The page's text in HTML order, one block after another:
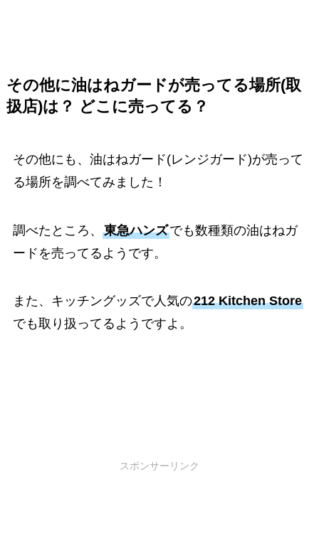
その他に油はねガードが売ってる場所(取
扱店)は？ どこに売ってる？
その他にも、油はねガード(レンジガード)が売って
る場所を調べてみました！
調べたところ、 東急ハンズでも数種類の油はねガ
ードを売ってるようです。
また、キッチングッズで人気の212 Kitchen Store
でも取り扱ってるようですよ。
スポンサーリンク